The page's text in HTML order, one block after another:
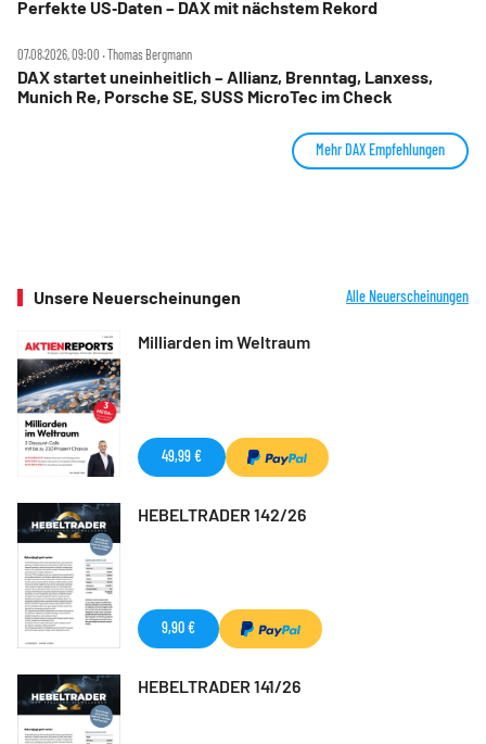
Perfekte US‑Daten – DAX mit nächstem Rekord
07.08.2026, 09:00 ‧ Thomas Bergmann
DAX startet uneinheitlich – Allianz, Brenntag, Lanxess,
Munich Re, Porsche SE, SUSS MicroTec im Check
Mehr DAX Empfehlungen
Unsere Neuerscheinungen Alle Neuerscheinungen
Milliarden im Weltraum
49,99 €
HEBELTRADER 142/26
9,90 €
HEBELTRADER 141/26